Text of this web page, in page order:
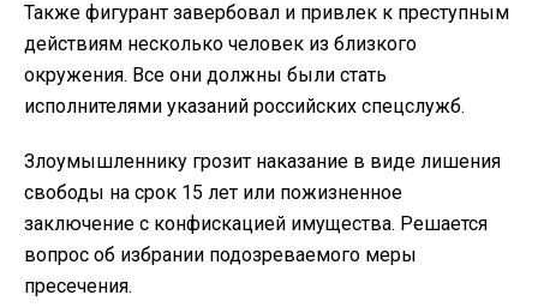
Также фигурант завербовал и привлек к преступным
действиям несколько человек из близкого
окружения. Все они должны были стать
исполнителями указаний российских спецслужб.
Злоумышленнику грозит наказание в виде лишения
свободы на срок 15 лет или пожизненное
заключение с конфискацией имущества. Решается
вопрос об избрании подозреваемого меры
пресечения.